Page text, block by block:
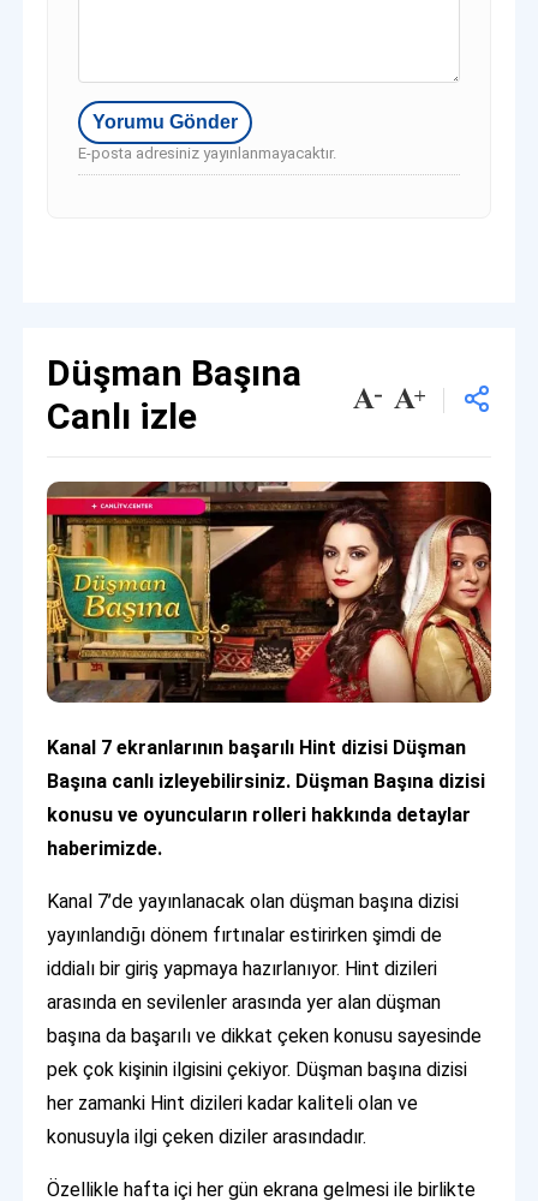
E-posta adresiniz yayınlanmayacaktır.
Düşman Başına
Canlı izle
Kanal 7 ekranlarının başarılı Hint dizisi Düşman
Başına canlı izleyebilirsiniz. Düşman Başına dizisi
konusu ve oyuncuların rolleri hakkında detaylar
haberimizde.
Kanal 7’de yayınlanacak olan düşman başına dizisi
yayınlandığı dönem fırtınalar estirirken şimdi de
iddialı bir giriş yapmaya hazırlanıyor. Hint dizileri
arasında en sevilenler arasında yer alan düşman
başına da başarılı ve dikkat çeken konusu sayesinde
pek çok kişinin ilgisini çekiyor. Düşman başına dizisi
her zamanki Hint dizileri kadar kaliteli olan ve
konusuyla ilgi çeken diziler arasındadır.
Özellikle hafta içi her gün ekrana gelmesi ile birlikte